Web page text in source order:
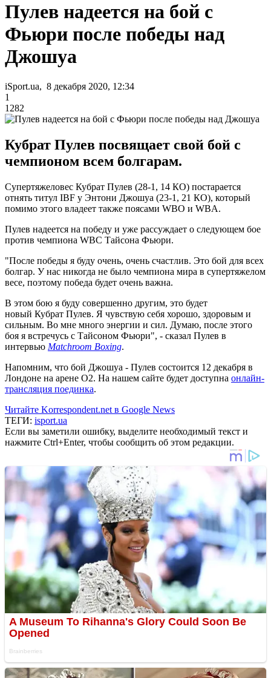
Пулев надеется на бой с
Фьюри после победы над
Джошуа
iSport.ua, 8 декабря 2020, 12:34
1
1282
Кубрат Пулев посвящает свой бой с
чемпионом всем болгарам.
Супертяжеловес Кубрат Пулев (28-1, 14 КО) постарается
отнять титул IBF у Энтони Джошуа (23-1, 21 КО), который
помимо этого владеет также поясами WBO и WBA.
Пулев надеется на победу и уже рассуждает о следующем бое
против чемпиона WBC Тайсона Фьюри.
"После победы я буду очень, очень счастлив. Это бой для всех
болгар. У нас никогда не было чемпиона мира в супертяжелом
весе, поэтому победа будет очень важна.
В этом бою я буду совершенно другим, это будет
новый Кубрат Пулев. Я чувствую себя хорошо, здоровым и
сильным. Во мне много энергии и сил. Думаю, после этого
боя я встречусь с Тайсоном Фьюри", - сказал Пулев в
интервью Matchroom Boxing.
Напомним, что бой Джошуа - Пулев состоится 12 декабря в
Лондоне на арене О2. На нашем сайте будет доступна онлайн-
трансляция поединка.
Читайте Korrespondent.net в Google News
ТЕГИ: isport.ua
Если вы заметили ошибку, выделите необходимый текст и
нажмите Ctrl+Enter, чтобы сообщить об этом редакции.